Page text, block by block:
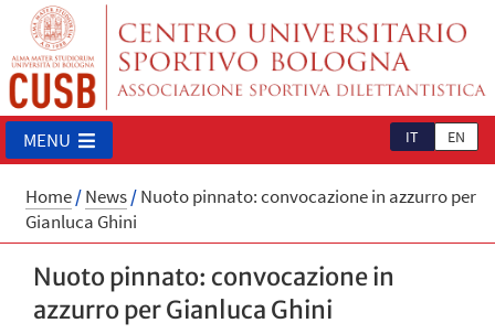
IT EN
MENU
Home/News/Nuoto pinnato: convocazione in azzurro per
Gianluca Ghini
Nuoto pinnato: convocazione in
azzurro per Gianluca Ghini